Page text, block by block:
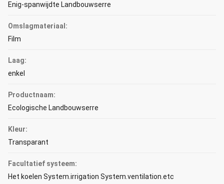
Enig-spanwijdte Landbouwserre
Omslagmateriaal:
Film
Laag:
enkel
Productnaam:
Ecologische Landbouwserre
Kleur:
Transparant
Facultatief systeem:
Het koelen System.irrigation System.ventilation.etc